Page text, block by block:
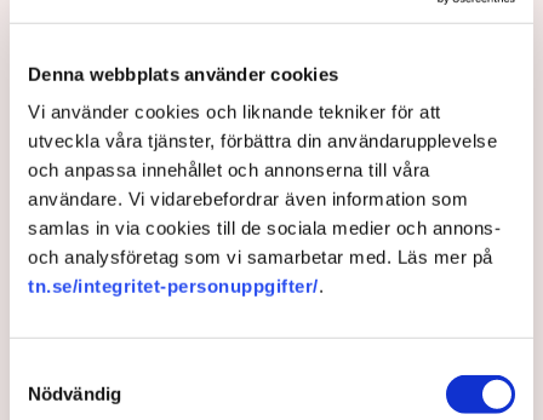
Denna webbplats använder cookies
Vi använder cookies och liknande tekniker för att
utveckla våra tjänster, förbättra din användarupplevelse
och anpassa innehållet och annonserna till våra
användare. Vi vidarebefordrar även information som
samlas in via cookies till de sociala medier och annons-
och analysföretag som vi samarbetar med. Läs mer på
tn.se/integritet-personuppgifter/.
Nödvändig
största stad, Krakow.
3 years ago | Av: TT